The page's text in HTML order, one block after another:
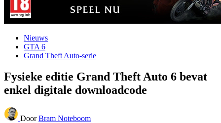
Nieuws
GTA 6
Grand Theft Auto-serie
Fysieke editie Grand Theft Auto 6 bevat
enkel digitale downloadcode
Door Bram Noteboom